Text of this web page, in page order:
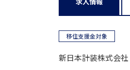
移住支援金対象
新日本計装株式会社